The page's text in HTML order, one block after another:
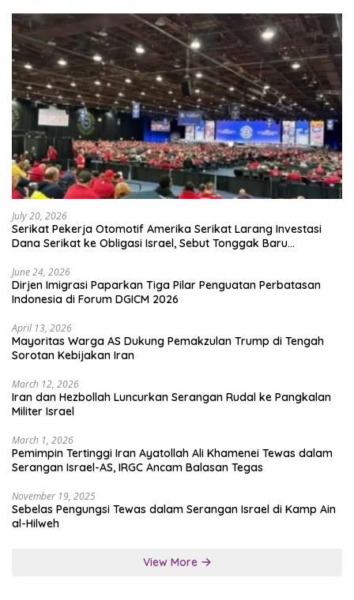
July 20, 2026
Serikat Pekerja Otomotif Amerika Serikat Larang Investasi
Dana Serikat ke Obligasi Israel, Sebut Tonggak Baru
June 24, 2026
Dirjen Imigrasi Paparkan Tiga Pilar Penguatan Perbatasan
Indonesia di Forum DGICM 2026
April 13, 2026
Mayoritas Warga AS Dukung Pemakzulan Trump di Tengah
Sorotan Kebijakan Iran
March 12, 2026
Iran dan Hezbollah Luncurkan Serangan Rudal ke Pangkalan
Militer Israel
March 1, 2026
Pemimpin Tertinggi Iran Ayatollah Ali Khamenei Tewas dalam
Serangan Israel-AS, IRGC Ancam Balasan Tegas
November 19, 2025
Sebelas Pengungsi Tewas dalam Serangan Israel di Kamp Ain
al-Hilweh
View More